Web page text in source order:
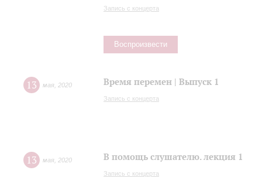
Запись с концерта
Воспроизвести
13 мая 2020 Время перемен | Выпуск 1
Запись с концерта
13 мая 2020 В помощь слушателю. лекция 1
Запись с концерта